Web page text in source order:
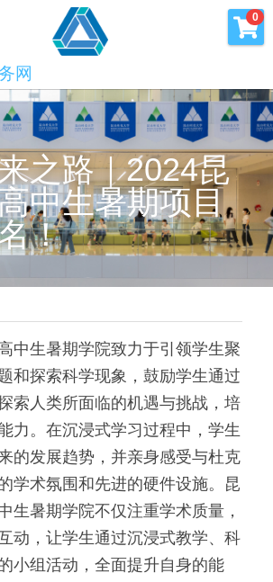
网
0
学
之路｜2024昆
中生暑期项目
！
中生暑期学院致力于引领学生聚
和探索科学现象，鼓励学生通过
索人类所面临的机遇与挑战，培
力。在沉浸式学习过程中，学生
的发展趋势，并亲身感受与杜克
学术氛围和先进的硬件设施。昆
生暑期学院不仅注重学术质量，
动，让学生通过沉浸式教学、科
小组活动，全面提升自身的能
×
商品分类
店